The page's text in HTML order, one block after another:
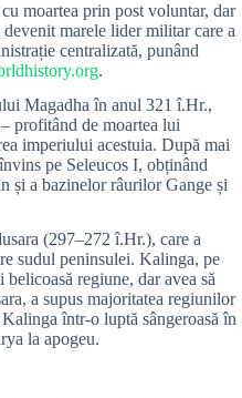
moartea prin post voluntar, dar
marele lider militar care a
centralizată, punând
.
Magadha în anul 321 î.Hr.,
profitând de moartea lui
imperiului acestuia. După mai
pe Seleucos I, obținând
și a bazinelor râurilor Gange și
(297–272 î.Hr.), care a
sudul peninsulei. Kalinga, pe
belicoasă regiune, dar avea să
a supus majoritatea regiunilor
într-o luptă sângeroasă în
la apogeu.